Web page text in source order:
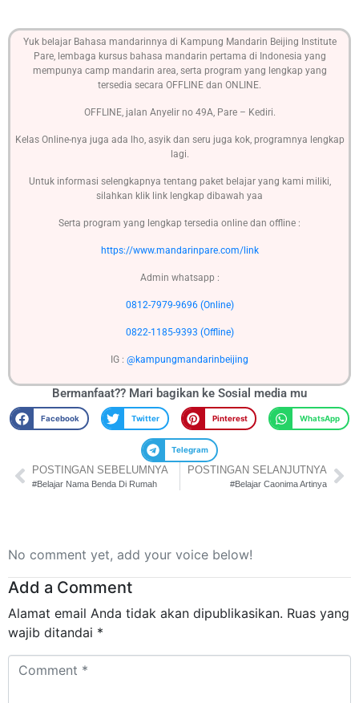
Yuk belajar Bahasa mandarinnya di Kampung Mandarin Beijing Institute
Pare, lembaga kursus bahasa mandarin pertama di Indonesia yang
mempunya camp mandarin area, serta program yang lengkap yang
tersedia secara OFFLINE dan ONLINE.
OFFLINE, jalan Anyelir no 49A, Pare – Kediri.
Kelas Online-nya juga ada lho, asyik dan seru juga kok, programnya lengkap
lagi.
Untuk informasi selengkapnya tentang paket belajar yang kami miliki,
silahkan klik link lengkap dibawah yaa
Serta program yang lengkap tersedia online dan offline :
https://www.mandarinpare.com/link
Admin whatsapp :
0812-7979-9696 (Online)
0822-1185-9393 (Offline)
IG : @kampungmandarinbeijing
Bermanfaat?? Mari bagikan ke Sosial media mu
Facebook Twitter Pinterest WhatsApp
Telegram
POSTINGAN SEBELUMNYA
#Belajar Nama Benda Di Rumah
POSTINGAN SELANJUTNYA
#Belajar Caonima Artinya
No comment yet, add your voice below!
Add a Comment
Alamat email Anda tidak akan dipublikasikan. Ruas yang
wajib ditandai *
Comment